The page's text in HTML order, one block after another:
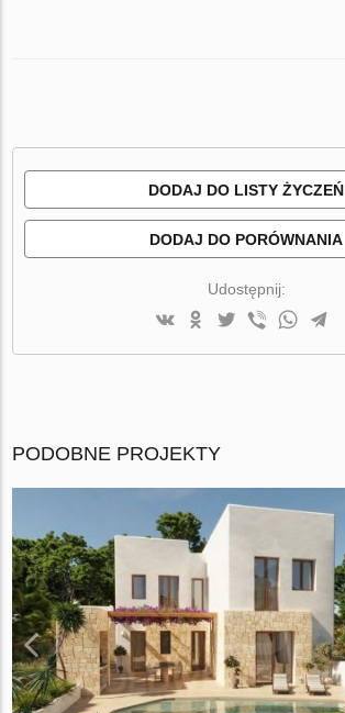
DODAJ DO LISTY ŻYCZEŃ
DODAJ DO PORÓWNANIA
Udostępnij:
PODOBNE PROJEKTY